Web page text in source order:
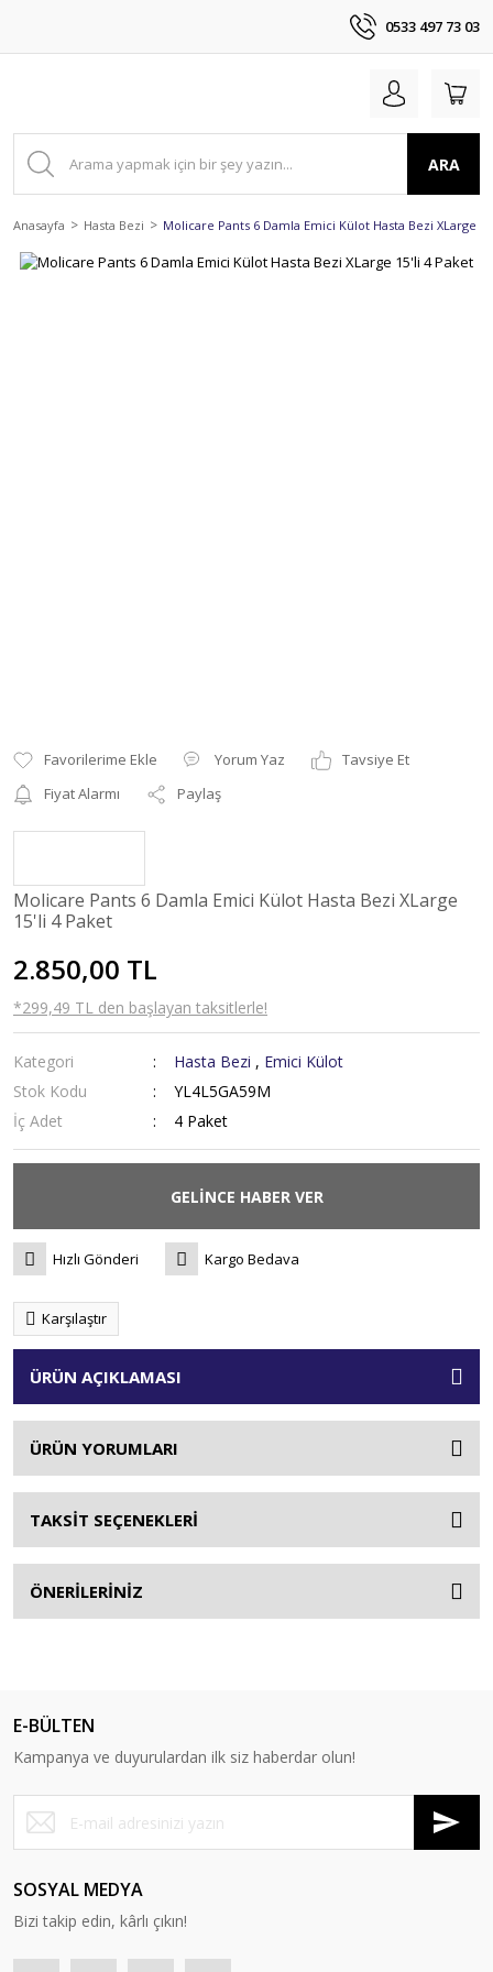
0533 497 73 03
ARA
Anasayfa Hasta Bezi Molicare Pants 6 Damla Emici Külot Hasta Bezi XLarge
Yorum Yaz
Tavsiye Et
Fiyat Alarmı
Paylaş
Molicare Pants 6 Damla Emici Külot Hasta Bezi XLarge
15'li 4 Paket
2.850,00 TL
*299,49 TL den başlayan taksitlerle!
Kategori Hasta Bezi , Emici Külot
Stok Kodu
YL4L5GA59M
İç Adet
4 Paket
GELİNCE HABER VER
Hızlı Gönderi Kargo Bedava
Karşılaştır
ÜRÜN AÇIKLAMASI
ÜRÜN YORUMLARI
TAKSİT SEÇENEKLERİ
ÖNERİLERİNİZ
E-BÜLTEN
Kampanya ve duyurulardan ilk siz haberdar olun!
SOSYAL MEDYA
Bizi takip edin, kârlı çıkın!